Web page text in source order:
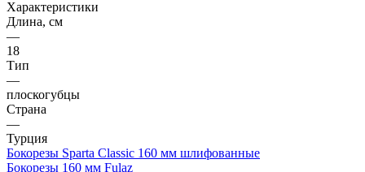
Характеристики
Длина, см
—
18
Тип
—
плоскогубцы
Страна
—
Турция
Бокорезы Sparta Classic 160 мм шлифованные
Бокорезы 160 мм Fulaz